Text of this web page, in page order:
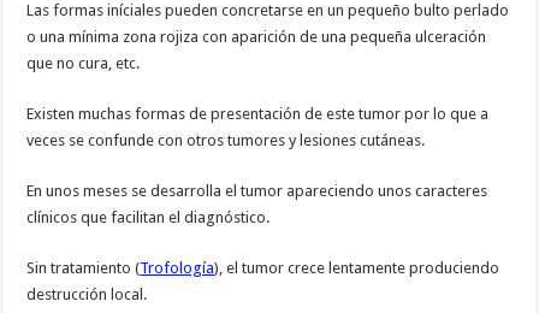
Las formas iníciales pueden concretarse en un pequeño bulto perlado
o una mínima zona rojiza con aparición de una pequeña ulceración
que no cura, etc.
Existen muchas formas de presentación de este tumor por lo que a
veces se confunde con otros tumores y lesiones cutáneas.
En unos meses se desarrolla el tumor apareciendo unos caracteres
clínicos que facilitan el diagnóstico.
Sin tratamiento (Trofología), el tumor crece lentamente produciendo
destrucción local.